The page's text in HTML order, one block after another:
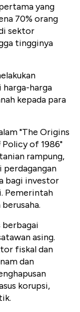
yang
70% orang
sektor
tingginya
harga
kepada para
"The Origins
Policy of 1986"
rampung,
perdagangan
bagi investor
Pemerintah
berbagai
asing.
fiskal dan
dan
korupsi,